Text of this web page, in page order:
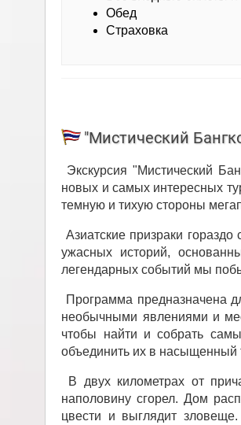
Обед
Страховка
"Мистический
Экскурсия "Мистический
новых и самых интересных
темную и тихую стороны
Азиатские призраки
ужасных историй,
легендарных событий мы
Программа предназначена
необычными явлениями и
чтобы найти и собрать
объединить их в насыщенный
В двух километрах от
наполовину сгорел. Дом
цвести и выглядит